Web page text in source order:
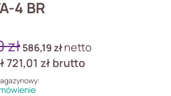
4 BR
zł586,19złnetto
721,01 zł brutto